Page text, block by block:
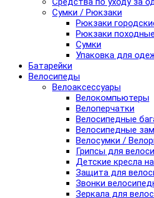
Сумки / Рюкзаки
Рюкзаки
Рюкзаки
Сумки
Упаковка для
Батарейки
Велосипеды
Велоаксессуары
Велокомпьютеры
Велоперчатки
Велосипедные
Велосипедные
Велосумки /
Грипсы для
Детские кресла
Защита для
Звонки
Зеркала для